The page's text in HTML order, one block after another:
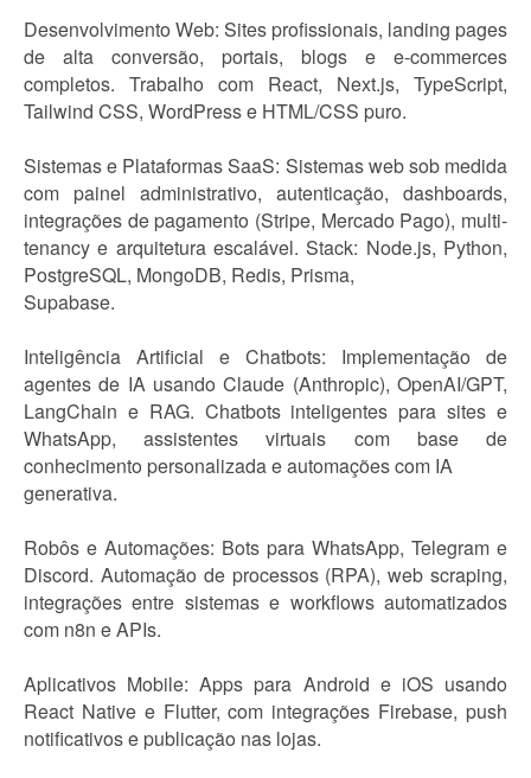
Desenvolvimento Web: Sites profissionais, landing pages
de alta conversão, portais, blogs e e-commerces
completos. Trabalho com React, Next.js, TypeScript,
Tailwind CSS, WordPress e HTML/CSS puro.
Sistemas e Plataformas SaaS: Sistemas web sob medida
com painel administrativo, autenticação, dashboards,
integrações de pagamento (Stripe, Mercado Pago), multi-
tenancy e arquitetura escalável. Stack: Node.js, Python,
PostgreSQL, MongoDB, Redis, Prisma,
Supabase.
Inteligência Artificial e Chatbots: Implementação de
agentes de IA usando Claude (Anthropic), OpenAI/GPT,
LangChain e RAG. Chatbots inteligentes para sites e
WhatsApp, assistentes virtuais com base de
conhecimento personalizada e automações com IA
generativa.
Robôs e Automações: Bots para WhatsApp, Telegram e
Discord. Automação de processos (RPA), web scraping,
integrações entre sistemas e workflows automatizados
com n8n e APIs.
Aplicativos Mobile: Apps para Android e iOS usando
React Native e Flutter, com integrações Firebase, push
notificativos e publicação nas lojas.